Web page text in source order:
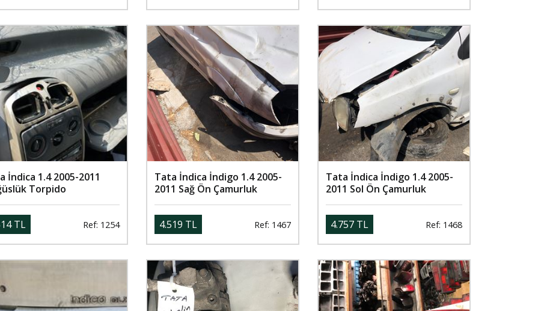
İndica 1.4 2005-2011
Torpido
TL Ref: 1254
Tata İndica İndigo 1.4 2005-
2011 Sağ Ön Çamurluk
4.519 TL Ref: 1467
Tata İndica İndigo 1.4 2005-
2011 Sol Ön Çamurluk
4.757 TL Ref: 1468